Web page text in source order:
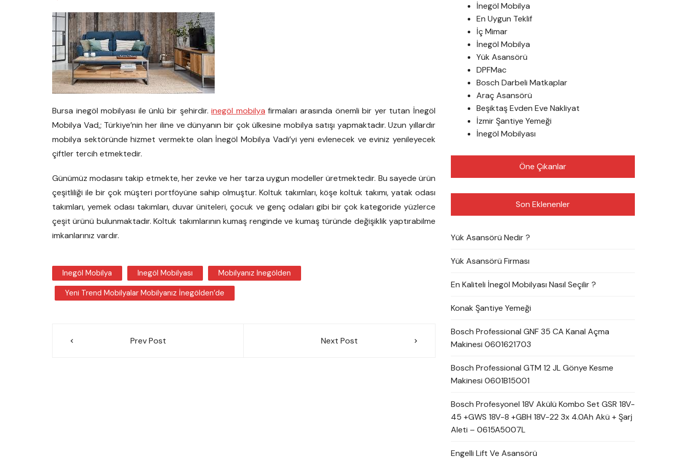
Bursa inegöl mobilyası ile ünlü bir şehirdir.inegöl mobilya firmaları arasında önemli bir yer tutan İnegöl
Mobilya Vad,; Türkiye’nin her iline ve dünyanın bir çok ülkesine mobilya satışı yapmaktadır. Uzun yıllardır
mobilya sektöründe hizmet vermekte olan İnegöl Mobilya Vadi’yi yeni evlenecek ve eviniz yenileyecek
çiftler tercih etmektedir.
Günümüz modasını takip etmekte, her zevke ve her tarza uygun modeller üretmektedir. Bu sayede ürün
çeşitliliği ile bir çok müşteri portföyüne sahip olmuştur. Koltuk takımları, köşe koltuk takımı, yatak odası
takımları, yemek odası takımları, duvar üniteleri, çocuk ve genç odaları gibi bir çok kategoride yüzlerce
çeşit ürünü bulunmaktadır. Koltuk takımlarının kumaş renginde ve kumaş türünde değişiklik yaptırabilme
imkanlarınız vardır.
Inegöl Mobilya Inegöl Mobilyası
Mobilyanız Inegölden
Yeni Trend Mobilyalar Mobilyanız İnegölden’de
Prev Post Next Post
İnegöl Mobilya
En Uygun Teklif
İç Mimar
İnegöl Mobilya
Yük Asansörü
DPFMac
Bosch Darbeli Matkaplar
Araç Asansörü
Beşiktaş Evden Eve Nakliyat
İzmir Şantiye Yemeği
İnegöl Mobilyası
Öne Çıkanlar
Son Eklenenler
Yük Asansörü Nedir ?
Yük Asansörü Firması
En Kaliteli İnegöl Mobilyası Nasıl Seçilir ?
Konak Şantiye Yemeği
Bosch Professional GNF 35 CA Kanal Açma
Makinesi 0601621703
Bosch Professional GTM 12 JL Gönye Kesme
Makinesi 0601B15001
Bosch Profesyonel 18V Akülü Kombo Set GSR 18V-
45 +GWS 18V-8 +GBH 18V-22 3x 4.0Ah Akü + Şarj
Aleti – 0615A5007L
Engelli Lift Ve Asansörü